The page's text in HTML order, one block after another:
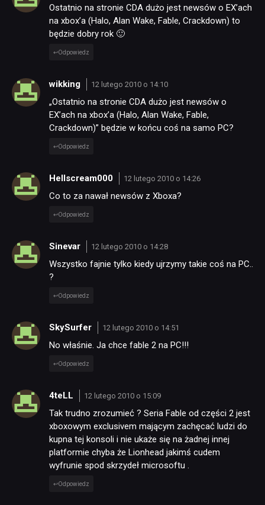
NEWSY
RECENZJE
Ostatnio na stronie CDA dużo jest newsów o EX’ach
na xbox’a (Halo, Alan Wake, Fable, Crackdown) to
będzie dobry rok 🙂
Odpowiedz
wikking 12 lutego 2010 o 14:10
„Ostatnio na stronie CDA dużo jest newsów o
EX’ach na xbox’a (Halo, Alan Wake, Fable,
Crackdown)” będzie w końcu coś na samo PC?
Odpowiedz
Hellscream000 12 lutego 2010 o 14:26
Co to za nawał newsów z Xboxa?
Odpowiedz
Sinevar 12 lutego 2010 o 14:28
Wszystko fajnie tylko kiedy ujrzymy takie coś na PC..
?
Odpowiedz
SkySurfer 12 lutego 2010 o 14:51
No właśnie. Ja chce fable 2 na PC!!!
Odpowiedz
4teLL 12 lutego 2010 o 15:09
Tak trudno zrozumieć ? Seria Fable od części 2 jest
xboxowym exclusivem mającym zachęcać ludzi do
kupna tej konsoli i nie ukaże się na żadnej innej
platformie chyba że Lionhead jakimś cudem
wyfrunie spod skrzydeł microsoftu .
Odpowiedz